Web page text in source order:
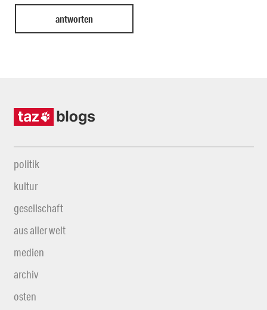
politik
kultur
gesellschaft
aus aller welt
medien
archiv
osten